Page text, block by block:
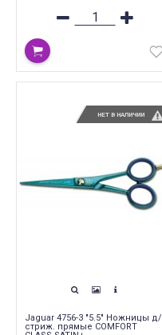
НЕТ В НАЛИЧИИ
Jaguar 4756-3 "5.5" Ножницы д/
стриж. прямые COMFORT